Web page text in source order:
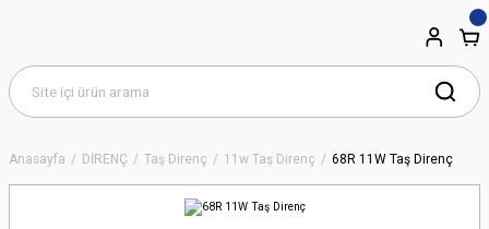
Anasayfa DİRENÇ Taş Direnç 11w Taş Direnç 68R 11W Taş Direnç